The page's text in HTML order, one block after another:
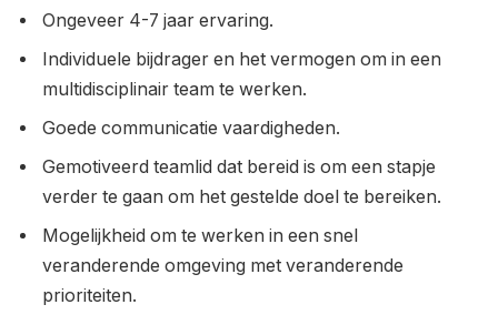
Ongeveer 4-7 jaar ervaring.
Individuele bijdrager en het vermogen om in een
multidisciplinair team te werken.
Goede communicatie vaardigheden.
Gemotiveerd teamlid dat bereid is om een ​​stapje
verder te gaan om het gestelde doel te bereiken.
Mogelijkheid om te werken in een snel
veranderende omgeving met veranderende
prioriteiten.